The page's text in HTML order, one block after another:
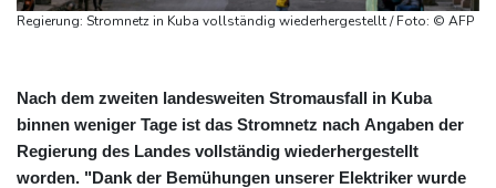
Regierung: Stromnetz in Kuba vollständig wiederhergestellt / Foto: © AFP
Nach dem zweiten landesweiten Stromausfall in Kuba
binnen weniger Tage ist das Stromnetz nach Angaben der
Regierung des Landes vollständig wiederhergestellt
worden. "Dank der Bemühungen unserer Elektriker wurde